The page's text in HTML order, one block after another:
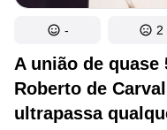
A união de quase
Roberto de
ultrapassa
- 2